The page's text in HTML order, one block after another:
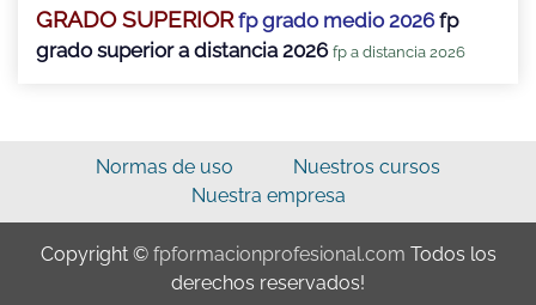
GRADO SUPERIOR fp grado medio 2026 fp
grado superior a distancia 2026 fp a distancia 2026
Normas de uso
Nuestros cursos
Nuestra empresa
Copyright © fpformacionprofesional.com Todos los
derechos reservados!